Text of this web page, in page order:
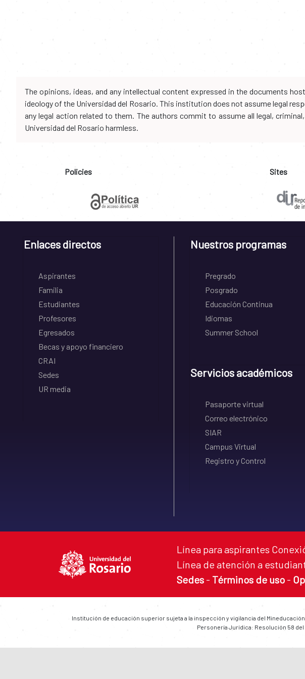
The opinions, ideas, and any intellectual content expressed in the documents
ideology of the Universidad del Rosario. This institution does not assume legal
any legal action related to them. The authors commit to assume all legal,
Universidad del Rosario harmless.
Policies Sites
Enlaces directos
Aspirantes
Familia
Estudiantes
Profesores
Egresados
Becas y apoyo financiero
CRAI
Sedes
UR media
Nuestros programas
Pregrado
Posgrado
Educación Continua
Idiomas
Summer School
Servicios académicos
Pasaporte virtual
Correo electrónico
SIAR
Campus Virtual
Registro y Control
Línea para aspirantes
Línea de atención a
Sedes - Términos de uso -
Institución de educación superior sujeta a la inspección y vigilancia del Mineducación
Personería Jurídica: Resolución 58 del